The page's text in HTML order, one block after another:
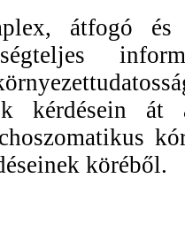
átfogó és
kérdésein